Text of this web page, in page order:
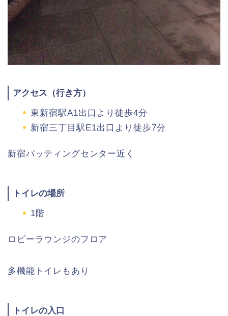
アクセス（行き方）
東新宿駅A1出口より徒歩4分
新宿三丁目駅E1出口より徒歩7分
新宿バッティングセンター近く
トイレの場所
1階
ロビーラウンジのフロア
多機能トイレもあり
トイレの入口